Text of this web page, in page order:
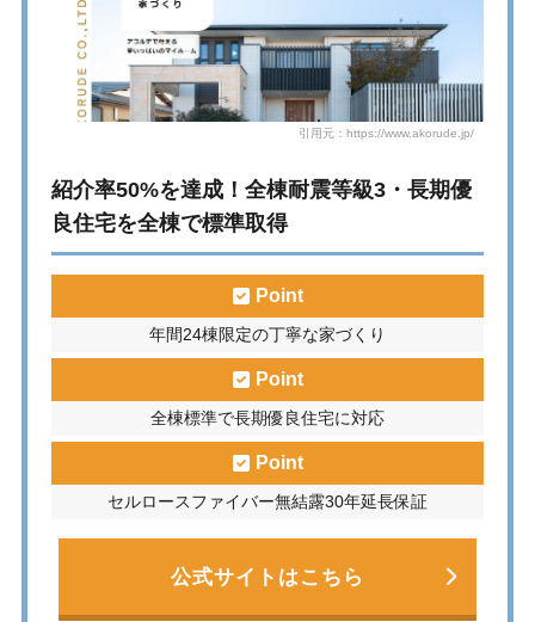
引用元：https://www.akorude.jp/
紹介率50%を達成！全棟耐震等級3・長期優
良住宅を全棟で標準取得
Point
年間24棟限定の丁寧な家づくり
Point
全棟標準で長期優良住宅に対応
Point
セルロースファイバー無結露30年延長保証
公式サイトはこちら